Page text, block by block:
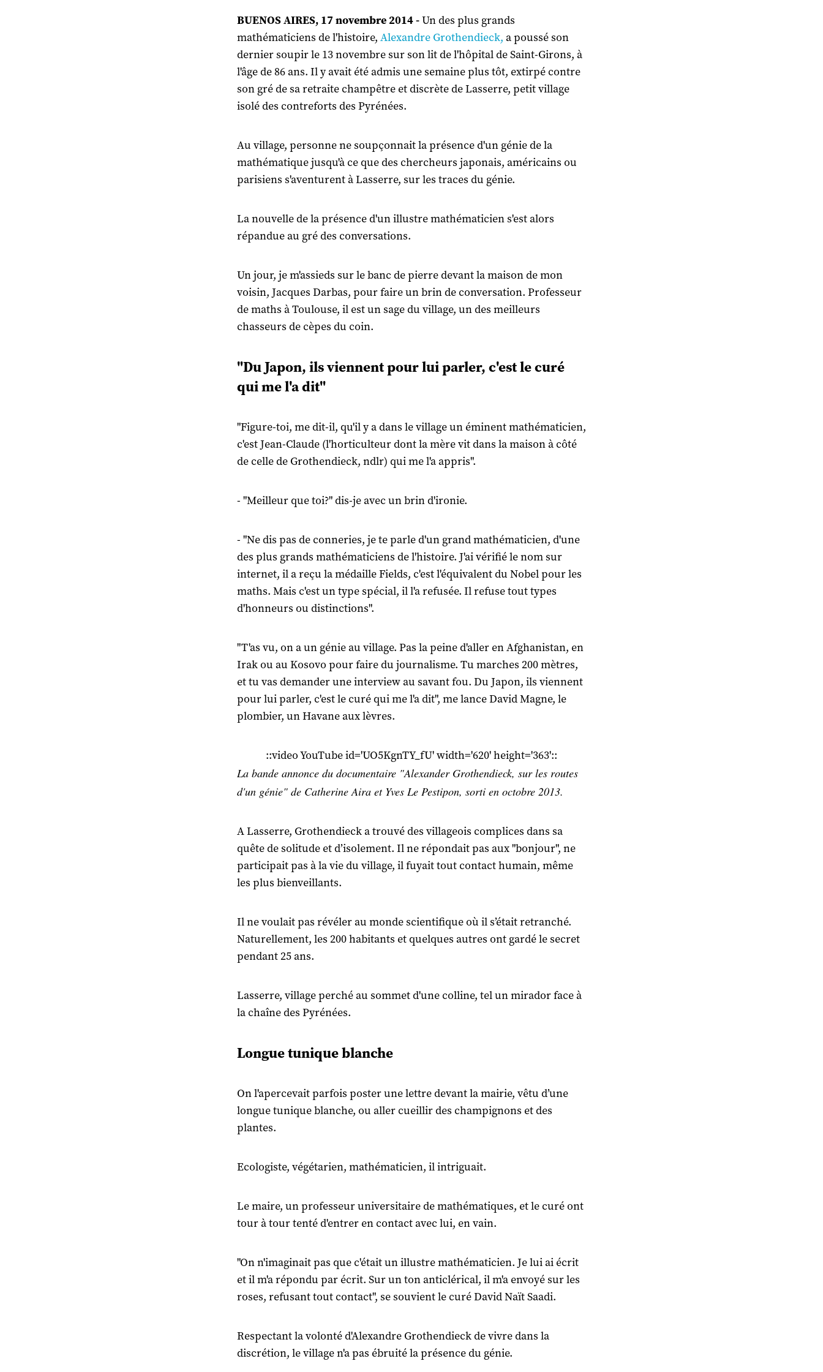
BUENOS AIRES, 17 novembre 2014 -Un des plus grands
mathématiciens de l'histoire, Alexandre Grothendieck, a poussé son
dernier soupir le 13 novembre sur son lit de l'hôpital de Saint-Girons, à
l'âge de 86 ans. Il y avait été admis une semaine plus tôt, extirpé contre
son gré de sa retraite champêtre et discrète de Lasserre, petit village
isolé des contreforts des Pyrénées.
Au village, personne ne soupçonnait la présence d'un génie de la
mathématique jusqu'à ce que des chercheurs japonais, américains ou
parisiens s'aventurent à Lasserre, sur les traces du génie.
La nouvelle de la présence d'un illustre mathématicien s'est alors
répandue au gré des conversations.
Un jour, je m'assieds sur le banc de pierre devant la maison de mon
voisin, Jacques Darbas, pour faire un brin de conversation. Professeur
de maths à Toulouse, il est un sage du village, un des meilleurs
chasseurs de cèpes du coin.
"Du Japon, ils viennent pour lui parler, c'est le curé
qui me l'a dit"
"Figure-toi, me dit-il, qu'il y a dans le village un éminent mathématicien,
c'est Jean-Claude (l'horticulteur dont la mère vit dans la maison à côté
de celle de Grothendieck, ndlr) qui me l'a appris".
- "Meilleur que toi?" dis-je avec un brin d'ironie.
- "Ne dis pas de conneries, je te parle d'un grand mathématicien, d'une
des plus grands mathématiciens de l'histoire. J'ai vérifié le nom sur
internet, il a reçu la médaille Fields, c'est l'équivalent du Nobel pour les
maths. Mais c'est un type spécial, il l'a refusée. Il refuse tout types
d'honneurs ou distinctions".
"T'as vu, on a un génie au village. Pas la peine d'aller en Afghanistan, en
Irak ou au Kosovo pour faire du journalisme. Tu marches 200 mètres,
et tu vas demander une interview au savant fou. Du Japon, ils viennent
pour lui parler, c'est le curé qui me l'a dit", me lance David Magne, le
plombier, un Havane aux lèvres.
::video YouTube id='UO5KgnTY_fU' width='620' height='363'::
La bande annonce du documentaire "Alexander Grothendieck, sur les routes
d'un génie" de Catherine Aira et Yves Le Pestipon, sorti en octobre 2013.
A Lasserre, Grothendieck a trouvé des villageois complices dans sa
quête de solitude et d’isolement. Il ne répondait pas aux "bonjour", ne
participait pas à la vie du village, il fuyait tout contact humain, même
les plus bienveillants.
Il ne voulait pas révéler au monde scientifique où il s’était retranché.
Naturellement, les 200 habitants et quelques autres ont gardé le secret
pendant 25 ans.
Lasserre, village perché au sommet d'une colline, tel un mirador face à
la chaîne des Pyrénées.
Longue tunique blanche
On l'apercevait parfois poster une lettre devant la mairie, vêtu d’une
longue tunique blanche, ou aller cueillir des champignons et des
plantes.
Ecologiste, végétarien, mathématicien, il intriguait.
Le maire, un professeur universitaire de mathématiques, et le curé ont
tour à tour tenté d'entrer en contact avec lui, en vain.
"On n'imaginait pas que c'était un illustre mathématicien. Je lui ai écrit
et il m'a répondu par écrit. Sur un ton anticlérical, il m'a envoyé sur les
roses, refusant tout contact", se souvient le curé David Naït Saadi.
Respectant la volonté d'Alexandre Grothendieck de vivre dans la
discrétion, le village n'a pas ébruité la présence du génie.